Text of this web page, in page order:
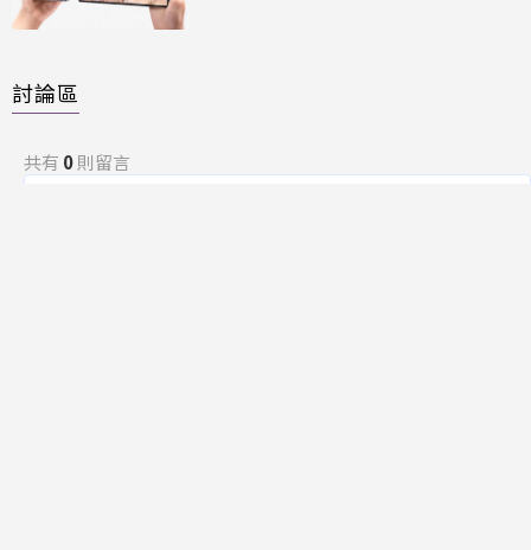
討論區
共有 0則留言